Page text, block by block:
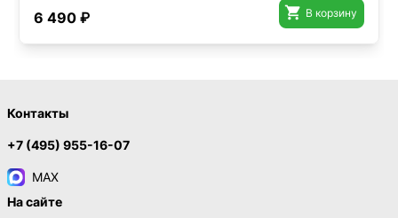
6 490 ₽  В корзину
Контакты
+7 (495) 955-16-07
MAX
На сайте